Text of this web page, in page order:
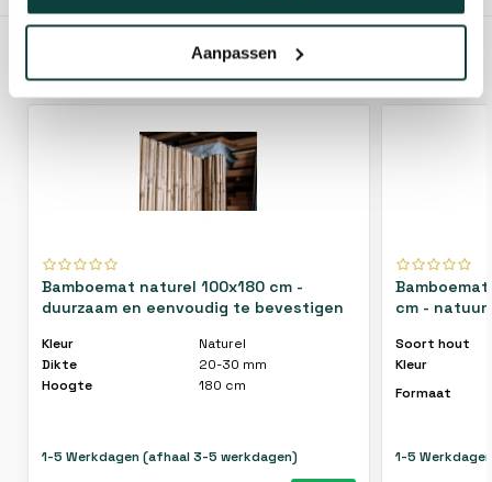
Aanpassen
GERELATEERDE PRODUCTEN
Bamboemat naturel 100x180 cm -
duurzaam en eenvoudig te bevestigen
Kleur
Naturel
Dikte
20-30 mm
Hoogte
180 cm
1-5 Werkdagen (afhaal 3-5 werkdagen)
cm -
Soort hout
Kleur
Formaat
1-5